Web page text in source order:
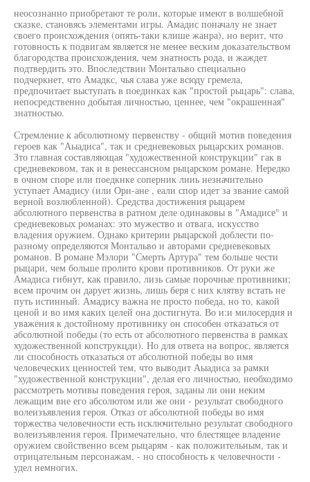
неосознанно приобретают те роли, которые имеют в волшебной
сказке, становясь элементами игры. Амадис поначалу не знает
своего происхождения (опять-таки клише жанра), но верит, что
готовность к подвигам является не менее веским доказательством
благородства происхождения, чем знатность рода, и жаждет
подтвердить это. Впоследствии Монтальво специально
подчеркнет, что Амадкс, чья слава уже всюду гремела,
предпочитает выступать в поединках как "простой рыцарь": слава,
непосредственно добытая личностью, ценнее, чем "окрашенная"
знатностью.
Стремление к абсолютному первенству - общий мотив поведения
героев как "Аыадиса", так и средневековых рыцарских романов.
Зто главная составляющая "художественной конструкции" гак в
средневековом, так и в ренессансном рыцарском романе. Нередко
в очном споре или поедкнке соперник лииь незначительно
уступает Амадису (или Ори-ане , еали спор идет за звание самой
верной возлюбленной). Средства достижения рыцарем
абсолютного первенства в ратном деле одинаковы в "Амадисе" и
средневековых романах: это мужество и отвага, искусство
владения оружием. Однако критерии рыцарской доблести по-
разному определяются Монтальво и авторами средневековых
романов. В романе Мэлори "Смерть Артура" тем больше чести
рыцари, чем больше пролито крови противников. От руки же
Амадиса гибнут, как правило, лизь самые порочные противники;
всем прочим он дарует жизнь, лишь беря с них клятву встать не
путь истинный. Амадису важна не просто победа, но то, какой
ценой и во имя каких целей она достигнута. Во и:и милосердия и
уважения к достойному противнику он способен отказаться от
абсолютной победы (то есть от абсолютного первенства в рамках
художественной копструкцди). Но для ответа на вопрос, является
ли способность отказаться от абсолютной победы во имя
человеческих ценностей тем, что выводит Аыадиса за рамки
"художественной конструкции", делая его личностью, необходимо
рассмотреть мотивы поведения героя, заданы ли они неким
лежащим вне его абсолютом или же они - результат свободного
волеизъявления героя. Отказ от абсолютной победы во имя
торжества человечности есть исключительно результат свободного
волеизъявления героя. Примечательно, что блестящее владение
оружием свойственно всем рыцарям - как положительным, так и
отрицательным персонажам, - но способность к человечности -
удел немногих.